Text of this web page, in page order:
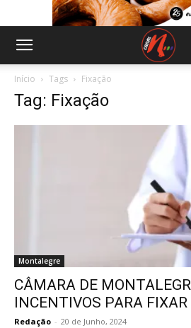
Início Tags Fixação
Tag: Fixação
Montalegre
CÂMARA DE
INCENTIVOS PARA
Redação - 20 de Junho, 2024